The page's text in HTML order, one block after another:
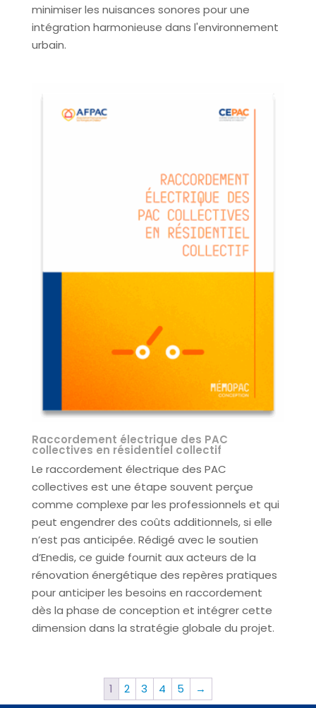
minimiser les nuisances sonores pour une
intégration harmonieuse dans l'environnement
urbain.
Raccordement électrique des PAC
collectives en résidentiel collectif
Le raccordement électrique des PAC
collectives est une étape souvent perçue
comme complexe par les professionnels et qui
peut engendrer des coûts additionnels, si elle
n’est pas anticipée. Rédigé avec le soutien
d’Enedis, ce guide fournit aux acteurs de la
rénovation énergétique des repères pratiques
pour anticiper les besoins en raccordement
dès la phase de conception et intégrer cette
dimension dans la stratégie globale du projet.
1 2 3 4 5 →